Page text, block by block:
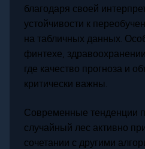
благодаря своей
устойчивости к
на табличных данных.
финтехе,
где качество прогноза и
критически важны.
Современные тенденции
случайный лес активно
сочетании с другими